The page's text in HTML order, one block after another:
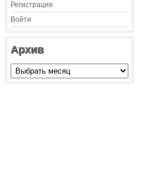
Регистрация
Войти
Архив